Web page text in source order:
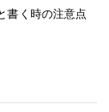
書く時の注意点